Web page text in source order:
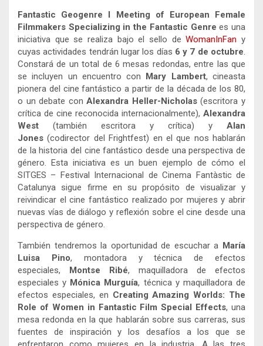
Fantastic Geogenre I Meeting of European Female
Filmmakers Specializing in the Fantastic Genre es una
iniciativa que se realiza bajo el sello deWomanInFan y
cuyas actividades tendrán lugar los días 6 y 7 de octubre.
Constará de un total de 6 mesas redondas, entre las que
se incluyen un encuentro con
Mary Lambert, cineasta
pionera del cine fantástico a partir de la década de los 80,
o un debate conAlexandra Heller-Nicholas(escritora y
crítica de cine reconocida internacionalmente), Alexandra
West (también escritora y crítica) y Alan
Jones (codirector del Frightfest) en el que nos hablarán
de la historia del cine fantástico desde una perspectiva de
género. Esta iniciativa es un buen ejemplo de cómo el
SITGES – Festival Internacional de Cinema Fantàstic de
Catalunya sigue firme en su propósito de visualizar y
reivindicar el cine fantástico realizado por mujeres y abrir
nuevas vías de diálogo y reflexión sobre el cine desde una
perspectiva de género.
También tendremos la oportunidad de escuchar a María
Luisa Pino, montadora y técnica de efectos
especiales,
Montse Ribé, maquilladora de efectos
especiales y Mónica Murguía, técnica y maquilladora de
efectos especiales, en Creating Amazing Worlds: The
Role of Women in Fantastic Film Special Effects, una
mesa redonda en la que hablarán sobre sus carreras, sus
fuentes de inspiración y los desafíos a los que se